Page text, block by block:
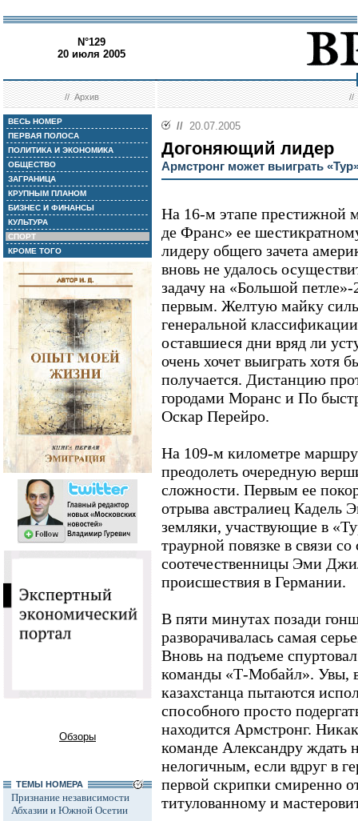
N°129
20 июля 2005
//Архив //
ВЕСЬ НОМЕР
ПЕРВАЯ ПОЛОСА
ПОЛИТИКА И ЭКОНОМИКА
ОБЩЕСТВО
ЗАГРАНИЦА
КРУПНЫМ ПЛАНОМ
БИЗНЕС И ФИНАНСЫ
КУЛЬТУРА
СПОРТ
КРОМЕ ТОГО
Обзоры
ТЕМЫ НОМЕРА
Признание независимости
Абхазии и Южной Осетии
// 20.07.2005
Догоняющий лидер
Армстронг может выиграть
На 16-м этапе престижной
де Франс» ее
лидеру общего зачета
вновь не удалось
задачу на «Большой
первым. Желтую майку
генеральной
оставшиеся дни вряд ли
очень хочет выиграть хотя
получается. Дистанцию
городами Моранс и По
Оскар Перейро.
На 109-м километре
преодолеть очередную
сложности. Первым ее
отрыва австралиец Кадель
земляки, участвующие в
траурной повязке в связи
соотечественницы Эми
происшествия в Германии.
В пяти минутах позади
разворачивалась самая
Вновь на подъеме
команды «Т-Мобайл». Увы,
казахстанца пытаются
способного просто
находится Армстронг.
команде Александру ждать
нелогичным, если вдруг в
первой скрипки смиренно
титулованному и